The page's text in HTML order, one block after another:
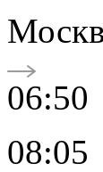
06:50
08:05